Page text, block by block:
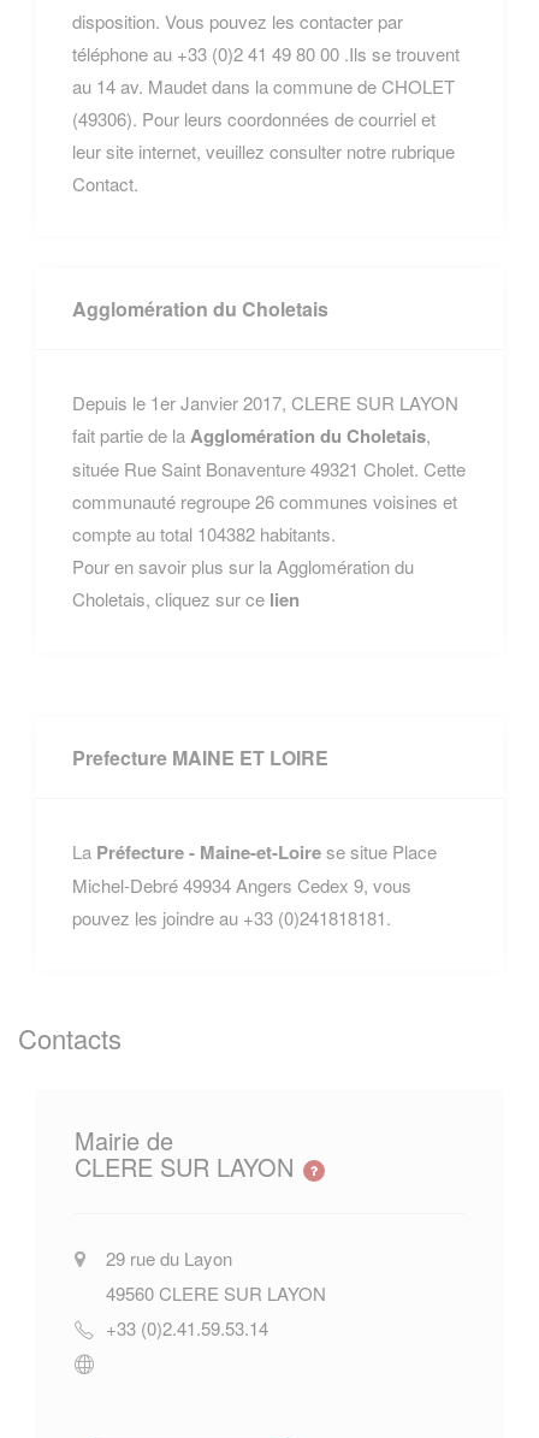
disposition. Vous pouvez les contacter par
téléphone au +33 (0)2 41 49 80 00 .Ils se trouvent
au 14 av. Maudet dans la commune de CHOLET
(49306). Pour leurs coordonnées de courriel et
leur site internet, veuillez consulter notre rubrique
Contact.
Agglomération du Choletais
Depuis le 1er Janvier 2017, CLERE SUR LAYON
fait partie de laAgglomération du Choletais,
située Rue Saint Bonaventure 49321 Cholet. Cette
communauté regroupe 26 communes voisines et
compte au total 104382 habitants.
Pour en savoir plus sur la Agglomération du
Choletais, cliquez sur ce lien
Prefecture MAINE ET LOIRE
La Préfecture - Maine-et-Loirese situe Place
Michel-Debré 49934 Angers Cedex 9, vous
pouvez les joindre au +33 (0)241818181.
Contacts
Mairie de
CLERE SUR LAYON
29 rue du Layon
49560CLERE SUR LAYON
+33 (0)2.41.59.53.14